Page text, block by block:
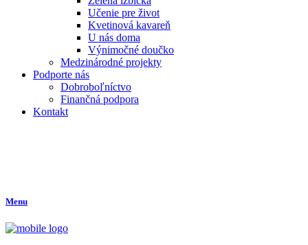
Učenie pre život
Kvetinová kavareň
U nás doma
Výnimočné doučko
Medzinárodné projekty
Podporte nás
Dobroboľníctvo
Finančná podpora
Kontakt
Menu